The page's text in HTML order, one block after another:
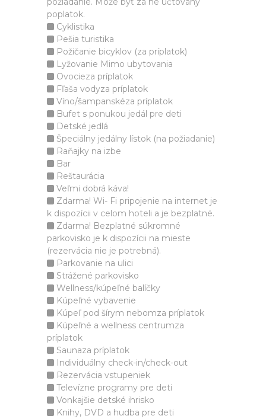
poplatok.
Cyklistika
Pešia turistika
Požičanie bicyklov (za príplatok)
Lyžovanie Mimo ubytovania
Ovocieza príplatok
Fľaša vodyza príplatok
Víno/šampanskéza príplatok
Bufet s ponukou jedál pre deti
Detské jedlá
Špeciálny jedálny lístok (na požiadanie)
Raňajky na izbe
Bar
Reštaurácia
Veľmi dobrá káva!
Zdarma! Wi- Fi pripojenie na internet je
k dispozícii v celom hoteli a je bezplatné.
Zdarma! Bezplatné súkromné
parkovisko je k dispozícii na mieste
(rezervácia nie je potrebná).
Parkovanie na ulici
Strážené parkovisko
Wellness/kúpeľné balíčky
Kúpeľné vybavenie
Kúpeľ pod šírym nebomza príplatok
Kúpeľné a wellness centrumza
príplatok
Saunaza príplatok
Individuálny check-in/check-out
Rezervácia vstupeniek
Televízne programy pre deti
Vonkajšie detské ihrisko
Knihy, DVD a hudba pre deti